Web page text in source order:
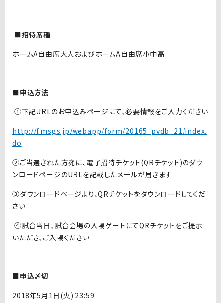
■招待席種
ホームA自由席大人およびホームA自由席小中高
■申込方法
①下記URLのお申込みページにて、必要情報をご入力ください
http://f.msgs.jp/webapp/form/20165_pvdb_21/index.
do
②ご当選された方宛に、電子招待チケット(QRチケット)のダウ
ンロードページのURLを記載したメールが届きます
③ダウンロードページより、QRチケットをダウンロードしてくだ
さい
④試合当日、試合会場の入場ゲートにてQRチケットをご提示
いただき、ご入場ください
■申込〆切
2018年5月1日(火) 23:59